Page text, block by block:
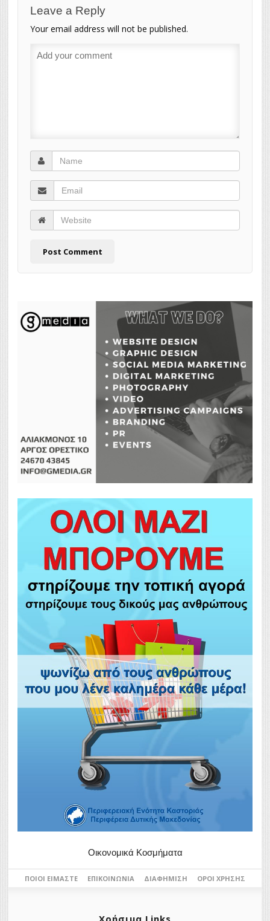
Leave a Reply
Your email address will not be published.
Οικονομικά Κοσμήματα
ΠΟΙΟΙ ΕΊΜΑΣΤΕ ΕΠΙΚΟΙΝΩΝΊΑ ΔΙΑΦΉΜΙΣΗ ΌΡΟΙ ΧΡΉΣΗΣ